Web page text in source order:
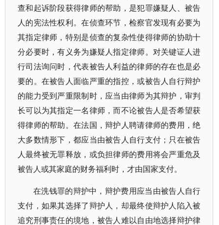
查和起诉阶段获得律师的帮助，是犯罪嫌疑人、被告
人的宪法性权利。在侦查环节，检察官发现有必要为
其指定律师，特别是侦查的复杂性使得律师的协助十
分必要时，有义务为嫌疑人指定律师。对关键证人进
行司法询问时，代表被告人利益的律师的存在也是必
要的。在被告人面临严重的指控，或被告人自行辩护
的能力受到严重限制时，应当由律师为其辩护，审判
长可以为其指定一名律师，而不论被告人是否希望获
得律师的帮助。在法国，辩护人聘请律师的费用，绝
大多数情形下，都应当由被告人自行支付；只在被告
人最终被无罪释放，或负担律师的费用将会严重危及
被告人或其家庭的财务福利时，才由国家支付。
在洗钱罪的辩护中，辩护费用应当由被告人自行
支付，如果其选择了辩护人，却最终使辩护人陷入被
追究刑事责任的境地，被告人难以自由地选择辩护律